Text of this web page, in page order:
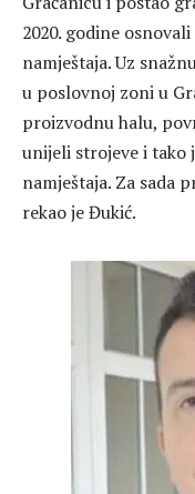
2020. godine
namještaja. Uz
u poslovnoj zoni u
proizvodnu halu,
unijeli strojeve i tako
namještaja. Za sada
rekao je Đukić.